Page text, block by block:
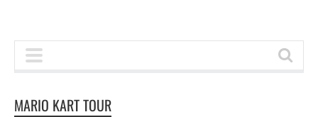
MARIO KART TOUR